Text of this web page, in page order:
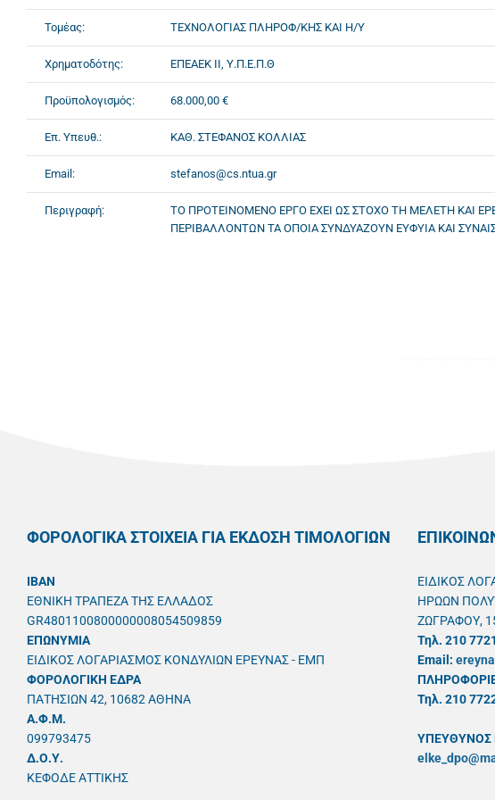
Τομέας: ΤΕΧΝΟΛΟΓΙΑΣ ΠΛΗΡΟΦ/ΚΗΣ ΚΑΙ Η/Υ
Χρηματοδότης: ΕΠΕΑΕΚ II, Υ.Π.Ε.Π.Θ
Προϋπολογισμός: 68.000,00 €
Επ. Υπευθ.: ΚΑΘ. ΣΤΕΦΑΝΟΣ ΚΟΛΛΙΑΣ
Email: stefanos@cs.ntua.gr
Περιγραφή:
ΤΟ ΠΡΟΤΕΙΝΟΜΕΝΟ ΕΡΓΟ ΕΧΕΙ ΩΣ ΣΤΟΧΟ ΤΗ ΜΕΛΕΤΗ ΚΑΙ
ΠΕΡΙΒΑΛΛΟΝΤΩΝ ΤΑ ΟΠΟΙΑ ΣΥΝΔΥΑΖΟΥΝ ΕΥΦΥΙΑ ΚΑΙ
ΦΟΡΟΛΟΓΙΚΑ ΣΤΟΙΧΕΙΑ ΓΙΑ ΕΚΔΟΣΗ ΤΙΜΟΛΟΓΙΩΝ
IBAN
ΕΘΝΙΚΗ ΤΡΑΠΕΖΑ ΤΗΣ ΕΛΛΑΔΟΣ
GR4801100800000008054509859
ΕΠΩΝΥΜΙΑ
ΕΙΔΙΚΟΣ ΛΟΓΑΡΙΑΣΜΟΣ ΚΟΝΔΥΛΙΩΝ ΕΡΕΥΝΑΣ - ΕΜΠ
ΦΟΡΟΛΟΓΙΚΗ ΕΔΡΑ
ΠΑΤΗΣΙΩΝ 42, 10682 ΑΘΗΝΑ
A.Φ.Μ.
099793475
Δ.Ο.Υ.
ΚΕΦΟΔΕ ΑΤΤΙΚΗΣ
ΕΙΔΙΚΟΣ
ΗΡΩΩΝ
ΖΩΓΡΑΦΟΥ,
Τηλ. 210
Email:
Τηλ. 210
ΥΠΕΥΘYΝΟΣ